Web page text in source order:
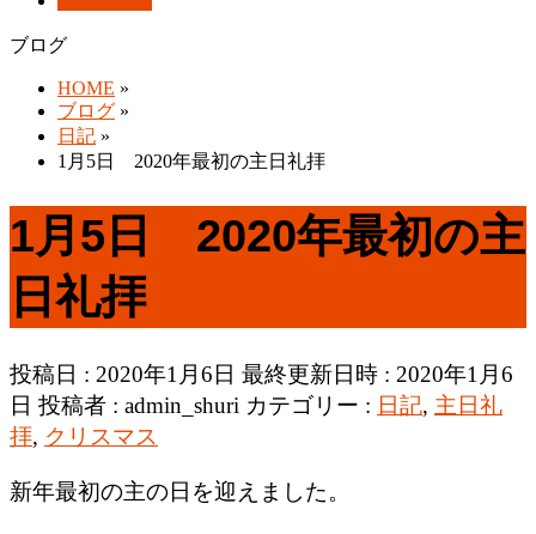
す
ブログ
HOME »
ブログ »
日記 »
1月5日 2020年最初の主日礼拝
1月5日 2020年最初の主
日礼拝
投稿日 : 2020年1月6日 最終更新日時 : 2020年1月6
日 投稿者 : admin_shuri カテゴリー : 日記, 主日礼
拝, クリスマス
新年最初の主の日を迎えました。